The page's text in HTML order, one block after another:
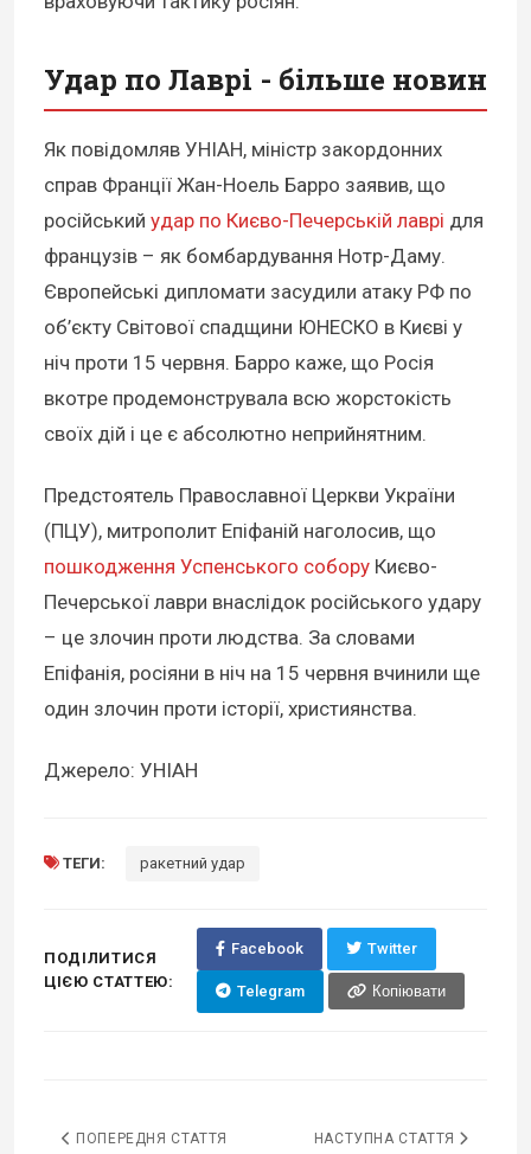
Удар по Лаврі - більше новин
Як повідомляв УНІАН, міністр закордонних
справ Франції Жан-Ноель Барро заявив, що
російський удар по Києво-Печерській лаврі для
французів – як бомбардування Нотр-Даму.
Європейські дипломати засудили атаку РФ по
об’єкту Світової спадщини ЮНЕСКО в Києві у
ніч проти 15 червня. Барро каже, що Росія
вкотре продемонструвала всю жорстокість
своїх дій і це є абсолютно неприйнятним.
Предстоятель Православної Церкви України
(ПЦУ), митрополит Епіфаній наголосив, що
пошкодження Успенського собору Києво-
Печерської лаври внаслідок російського удару
– це злочин проти людства. За словами
Епіфанія, росіяни в ніч на 15 червня вчинили ще
один злочин проти історії, християнства.
Джерело: УНІАН
ТЕГИ: ракетний удар
ПОДІЛИТИСЯ
ЦІЄЮ СТАТТЕЮ:
Facebook Twitter
Telegram Копіювати
ПОПЕРЕДНЯ СТАТТЯ НАСТУПНА СТАТТЯ